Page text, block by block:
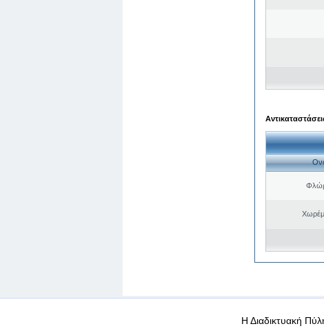
Όροι χρήσης Προσωπικά
Η Διαδικτυακή